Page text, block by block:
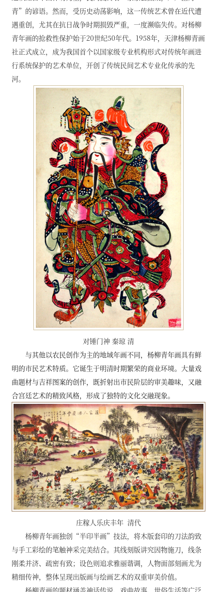
青”的谚语。然而，受历史动荡影响，这一传统艺术曾在近代遭
遇重创，尤其在抗日战争时期损毁严重，一度濒临失传。对杨柳
青年画的抢救性保护始于20世纪50年代。1958年，天津杨柳青画
社正式成立，成为我国首个以国家级专业机构形式对传统年画进
行系统保护的艺术单位，开创了传统民间艺术专业化传承的先
河。
对锤门神 秦琼 清
与其他以农民创作为主的地域年画不同，杨柳青年画具有鲜
明的市民艺术特质。它诞生于明清时期繁荣的商业环境。大量戏
曲题材与吉祥图案的创作，既折射出市民阶层的审美趣味，又融
合宫廷艺术的精致风格，形成了独特的文化交融现象。
庄稼人乐庆丰年 清代
杨柳青年画独创“半印半画”技法，将木版套印的刀法韵致
与手工彩绘的笔触神采完美结合。其线刻版讲究因物施刀，线条
刚柔并济、疏密有致；设色则追求雅丽谐调，人物面部刻画尤为
精细传神，整体呈现出版画与绘画艺术的双重审美价值。
杨柳青画的题材涵盖神话传说、戏曲故事、世俗生活等广泛